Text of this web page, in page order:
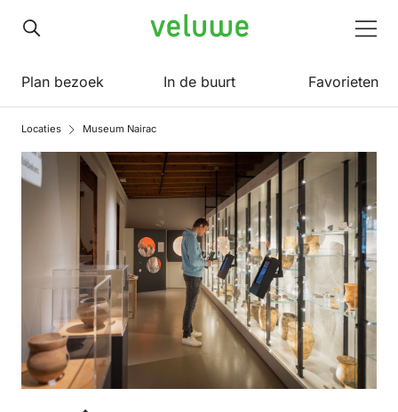
Veluwe
Plan bezoek In de buurt Favorieten
Locaties Museum Nairac